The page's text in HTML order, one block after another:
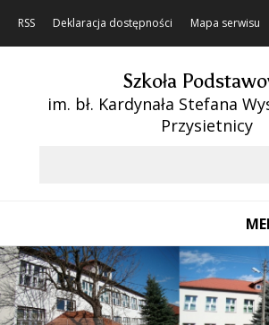
RSS Deklaracja dostępności Mapa serwisu
Szkoła
im. bł. Kardynała Stefana
Przysietnicy